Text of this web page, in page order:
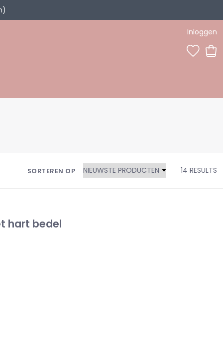
Inloggen
SORTEREN OP 14 RESULTS
hart bedel